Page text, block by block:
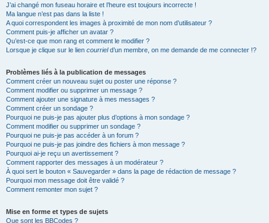
J’ai changé mon fuseau horaire et l’heure est toujours incorrecte !
Ma langue n’est pas dans la liste !
A quoi correspondent les images à proximité de mon nom d’utilisateur ?
Comment puis-je afficher un avatar ?
Qu’est-ce que mon rang et comment le modifier ?
Lorsque je clique sur le lien courrield’un membre, on me demande de me connecter !?
Problèmes liés à la publication de messages
Comment créer un nouveau sujet ou poster une réponse ?
Comment modifier ou supprimer un message ?
Comment ajouter une signature à mes messages ?
Comment créer un sondage ?
Pourquoi ne puis-je pas ajouter plus d’options à mon sondage ?
Comment modifier ou supprimer un sondage ?
Pourquoi ne puis-je pas accéder à un forum ?
Pourquoi ne puis-je pas joindre des fichiers à mon message ?
Pourquoi ai-je reçu un avertissement ?
Comment rapporter des messages à un modérateur ?
À quoi sert le bouton « Sauvegarder » dans la page de rédaction de message ?
Pourquoi mon message doit être validé ?
Comment remonter mon sujet ?
Mise en forme et types de sujets
Que sont les BBCodes ?